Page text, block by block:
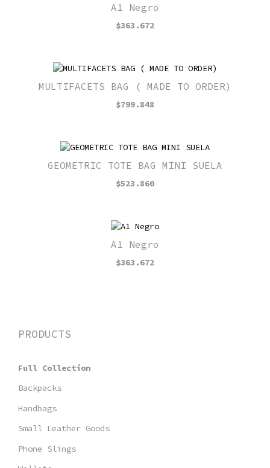
A1 Negro
$363.672
MULTIFACETS BAG ( MADE TO ORDER)
$799.848
GEOMETRIC TOTE BAG MINI SUELA
$523.860
A1 Negro
$363.672
PRODUCTS
Full Collection
Backpacks
Handbags
Small Leather Goods
Phone Slings